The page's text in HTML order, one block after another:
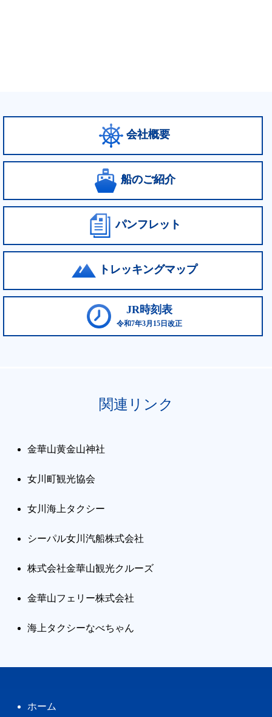
会社概要
船のご紹介
パンフレット
トレッキングマップ
JR時刻表
令和7年3月15日改正
関連リンク
金華山黄金山神社
女川町観光協会
女川海上タクシー
シーパル女川汽船株式会社
株式会社金華山観光クルーズ
金華山フェリー株式会社
海上タクシーなべちゃん
ホーム